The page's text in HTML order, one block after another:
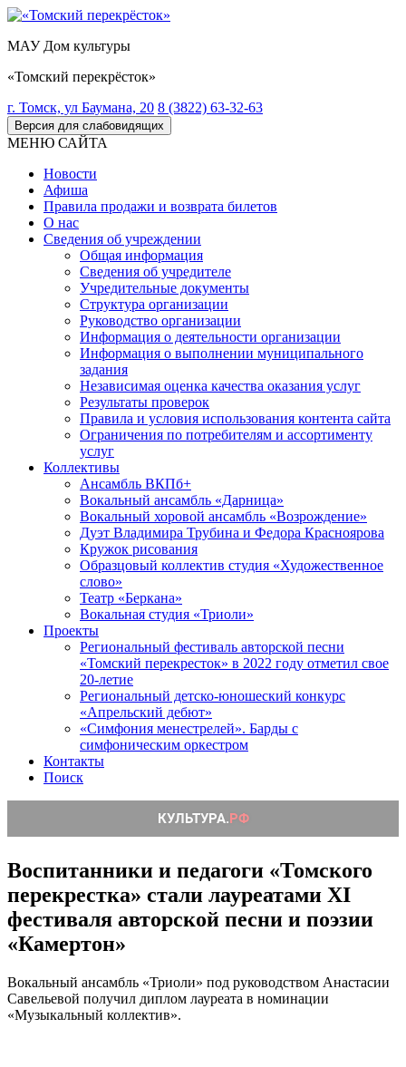
МАУ Дом культуры
«Томский перекрёсток»
г. Томск, ул Баумана, 20 8 (3822) 63-32-63
Версия для слабовидящих
МЕНЮ САЙТА
Новости
Афиша
Правила продажи и возврата билетов
О нас
Сведения об учреждении
Общая информация
Сведения об учредителе
Учредительные документы
Структура организации
Руководство организации
Информация о деятельности организации
Информация о выполнении муниципального
задания
Независимая оценка качества оказания услуг
Результаты проверок
Правила и условия использования контента сайта
Ограничения по потребителям и ассортименту
услуг
Коллективы
Ансамбль ВКПб+
Вокальный ансамбль «Дарница»
Вокальный хоровой ансамбль «Возрождение»
Дуэт Владимира Трубина и Федора Красноярова
Кружок рисования
Образцовый коллектив студия «Художественное
слово»
Театр «Беркана»
Вокальная студия «Триоли»
Проекты
Региональный фестиваль авторской песни
«Томский перекресток» в 2022 году отметил свое
20-летие
Региональный детско-юношеский конкурс
«Апрельский дебют»
«Симфония менестрелей». Барды с
симфоническим оркестром
Контакты
Поиск
Воспитанники и педагоги «Томского
перекрестка» стали лауреатами XI
фестиваля авторской песни и поэзии
«Камертон»
Вокальный ансамбль «Триоли» под руководством Анастасии
Савельевой получил диплом лауреата в номинации
«Музыкальный коллектив».